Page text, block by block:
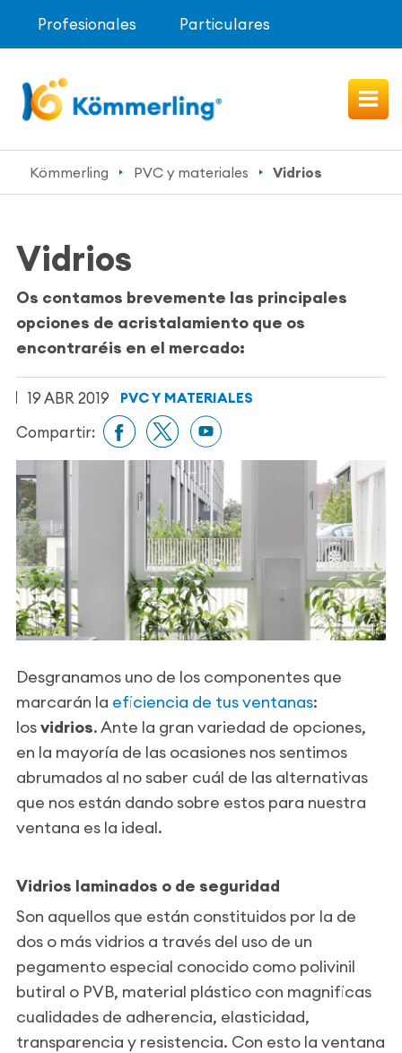
Profesionales Particulares
Kömmerling PVC y materiales Vidrios
Vidrios
Os contamos brevemente las principales
opciones de acristalamiento que os
encontraréis en el mercado:
19 ABR 2019 PVC Y MATERIALES
Compartir:
Desgranamos uno de los componentes que
marcarán la eficiencia de tus ventanas:
losvidrios. Ante la gran variedad de opciones,
en la mayoría de las ocasiones nos sentimos
abrumados al no saber cuál de las alternativas
que nos están dando sobre estos para nuestra
ventana es la ideal.
Vidrios laminados o de seguridad
Son aquellos que están constituidos por la de
dos o más vidrios a través del uso de un
pegamento especial conocido como polivinil
butiral o PVB, material plástico con magnificas
cualidades de adherencia, elasticidad,
transparencia y resistencia. Con esto la ventana